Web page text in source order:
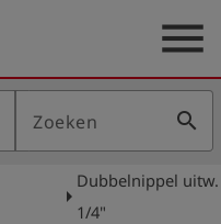
menu
Zoeken search
arrow_right
Dubbelnippel uitw.
1/4"